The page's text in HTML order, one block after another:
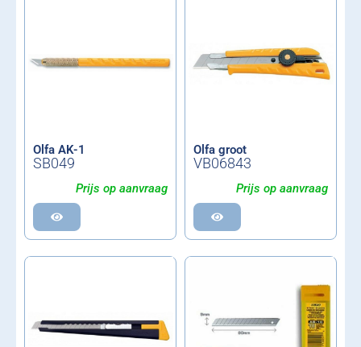
Olfa AK-1
SB049
Prijs op aanvraag
Olfa groot
VB06843
Prijs op aanvraag